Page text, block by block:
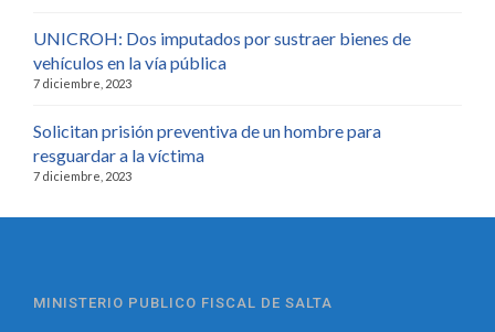
UNICROH: Dos imputados por sustraer bienes de
vehículos en la vía pública
7 diciembre, 2023
Solicitan prisión preventiva de un hombre para
resguardar a la víctima
7 diciembre, 2023
MINISTERIO PUBLICO FISCAL DE SALTA